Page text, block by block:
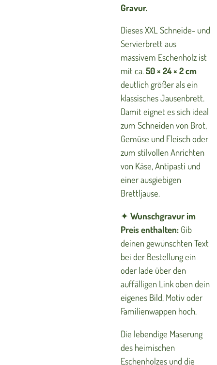
Gravur.
Dieses XXL Schneide- und
Servierbrett aus
massivem Eschenholz ist
mit ca. 50 × 24 × 2 cm
deutlich größer als ein
klassisches Jausenbrett.
Damit eignet es sich ideal
zum Schneiden von Brot,
Gemüse und Fleisch oder
zum stilvollen Anrichten
von Käse, Antipasti und
einer ausgiebigen
Brettljause.
✦ Wunschgravur im
Preis enthalten: Gib
deinen gewünschten Text
bei der Bestellung ein
oder lade über den
auffälligen Link oben dein
eigenes Bild, Motiv oder
Familienwappen hoch.
Die lebendige Maserung
des heimischen
Eschenholzes und die